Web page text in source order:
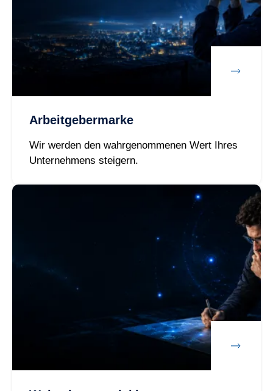
Arbeitgebermarke
Wir werden den wahrgenommenen Wert Ihres
Unternehmens steigern.